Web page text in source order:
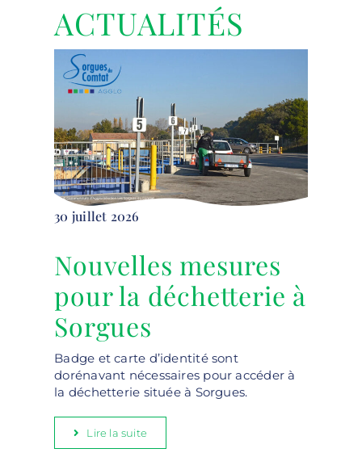
ACTUALITÉS
30 juillet 2026
Nouvelles mesures
pour la déchetterie à
Sorgues
Badge et carte d’identité sont
dorénavant nécessaires pour accéder à
la déchetterie située à Sorgues.
Lire la suite